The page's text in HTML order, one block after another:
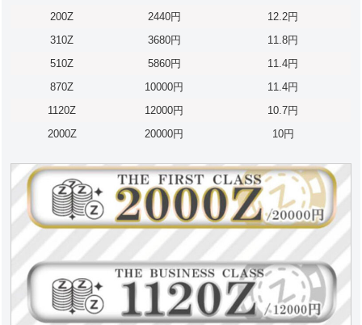
200Z
2440円
12.2円
310Z
3680円
11.8円
510Z
5860円
11.4円
870Z
10000円
11.4円
1120Z
12000円
10.7円
2000Z
20000円 10円